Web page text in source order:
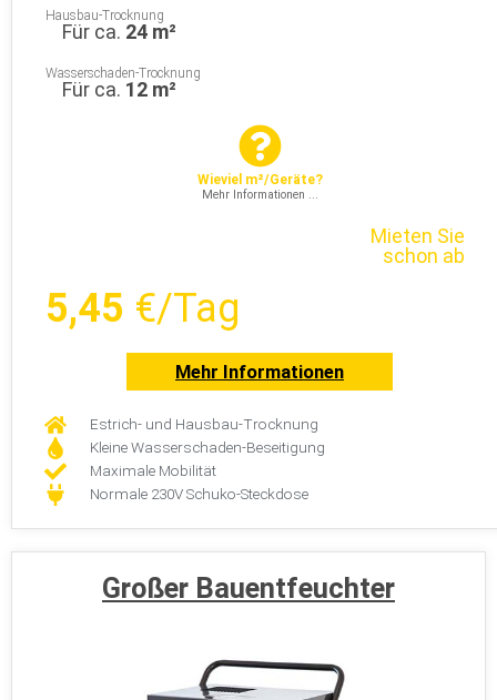
Hausbau-Trocknung
Für ca. 24 m²
Wasserschaden-Trocknung
Für ca. 12 m²
Wieviel m²/Geräte?
Mehr Informationen ...
Mieten Sie
schon ab
5,45 €/Tag
Mehr Informationen
Estrich- und Hausbau-Trocknung
Kleine Wasserschaden-Beseitigung
Maximale Mobilität
Normale 230V Schuko-Steckdose
Großer Bauentfeuchter